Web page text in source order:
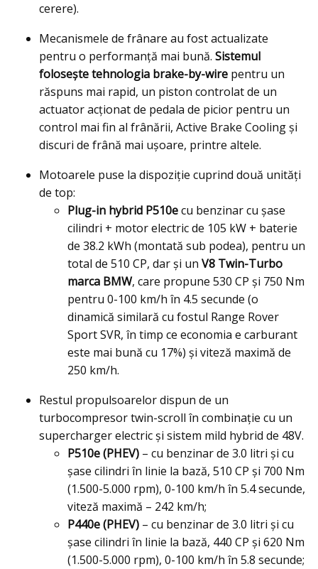
cerere).
Mecanismele de frânare au fost actualizate
pentru o performanţă mai bună. Sistemul
foloseşte tehnologia brake-by-wire pentru un
răspuns mai rapid, un piston controlat de un
actuator acționat de pedala de picior pentru un
control mai fin al frânării, Active Brake Cooling şi
discuri de frână mai uşoare, printre altele.
Motoarele puse la dispoziţie cuprind două unităţi
de top:
Plug-in hybrid P510ecu benzinar cu şase
cilindri + motor electric de 105 kW + baterie
de 38.2 kWh (montată sub podea), pentru un
total de 510 CP, dar şi un V8 Twin-Turbo
marca BMW, care propune 530 CP şi 750 Nm
pentru 0-100 km/h în 4.5 secunde (o
dinamică similară cu fostul Range Rover
Sport SVR, în timp ce economia e carburant
este mai bună cu 17%) şi viteză maximă de
250 km/h.
Restul propulsoarelor dispun de un
turbocompresor twin-scroll în combinaţie cu un
supercharger electric şi sistem mild hybrid de 48V.
P510e (PHEV) – cu benzinar de 3.0 litri şi cu
şase cilindri în linie la bază, 510 CP şi 700 Nm
(1.500-5.000 rpm), 0-100 km/h în 5.4 secunde,
viteză maximă – 242 km/h;
P440e (PHEV) – cu benzinar de 3.0 litri şi cu
şase cilindri în linie la bază, 440 CP şi 620 Nm
(1.500-5.000 rpm), 0-100 km/h în 5.8 secunde;